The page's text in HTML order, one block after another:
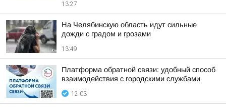
13:27
На Челябинскую область идут сильные
дожди с градом и грозами
13:49
Платформа обратной связи: удобный способ
взаимодействия с городскими службами
12:03